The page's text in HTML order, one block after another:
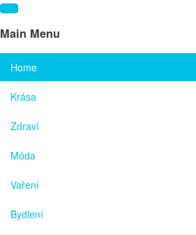
Main Menu
Home
Krása
Zdraví
Móda
Vaření
Bydlení